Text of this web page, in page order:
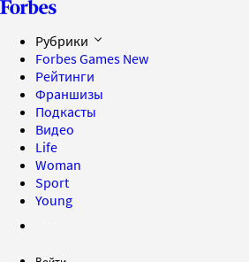
Рубрики
Forbes Games New
Рейтинги
Франшизы
Подкасты
Видео
Life
Woman
Sport
Young